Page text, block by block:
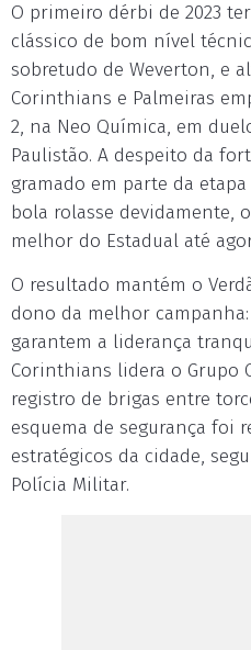
O primeiro dérbi de 2023
clássico de bom nível
sobretudo de Weverton, e
Corinthians e Palmeiras
2, na Neo Química, em
Paulistão. A despeito da
gramado em parte da
bola rolasse devidamente,
melhor do Estadual até
O resultado mantém o
dono da melhor
garantem a liderança
Corinthians lidera o Grupo
registro de brigas entre
esquema de segurança foi
estratégicos da cidade,
Polícia Militar.